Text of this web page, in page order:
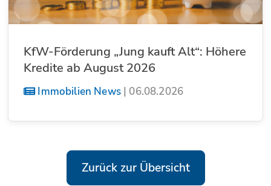
KfW-Förderung „Jung kauft Alt“: Höhere
Kredite ab August 2026
Immobilien News| 06.08.2026
Zurück zur Übersicht